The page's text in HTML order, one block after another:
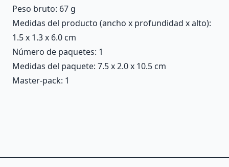
Peso bruto: 67 g
Medidas del producto (ancho x profundidad x alto):
1.5 x 1.3 x 6.0 cm
Número de paquetes: 1
Medidas del paquete: 7.5 x 2.0 x 10.5 cm
Master-pack: 1